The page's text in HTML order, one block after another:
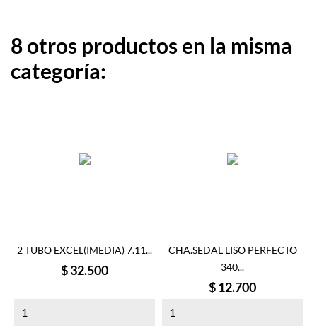
8 otros productos en la misma
categoría:
2 TUBO EXCEL(IMEDIA) 7.11...
Precio
$ 32.500
CHA.SEDAL LISO PERFECTO
340...
Precio
$ 12.700